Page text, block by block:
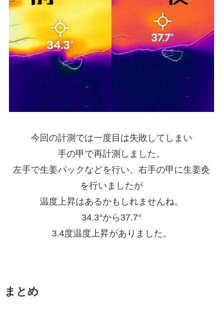
今回の計測では一度目は失敗してしまい
手の甲で再計測しました。
左手で生姜パックなどを行い、右手の甲に生姜灸
を行いましたが
温度上昇はあるかもしれませんね。
34.3°から37.7°
3.4度温度上昇がありました。
まとめ